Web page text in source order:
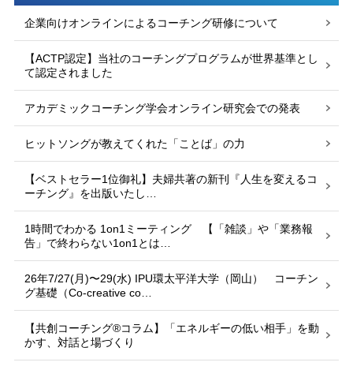
企業向けオンラインによるコーチング研修について
【ACTP認定】当社のコーチングプログラムが世界基準とし
て認定されました
アカデミックコーチング学会オンライン研究会での発表
ヒットソングが教えてくれた「ことば」の力
【ベストセラー1位御礼】夫婦共著の新刊『人生を変えるコ
ーチング』を出版いたし…
1時間でわかる 1on1ミーティング 【「雑談」や「業務報
告」で終わらない1on1とは…
26年7/27(月)〜29(水) IPU環太平洋大学（岡山） コーチン
グ基礎（Co-creative co…
【共創コーチング®︎コラム】「エネルギーの低い相手」を動
かす、対話と場づくり